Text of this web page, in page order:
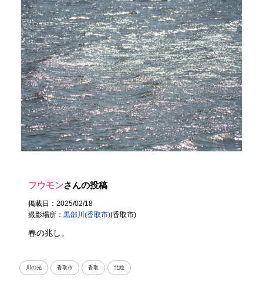
フウモンさんの投稿
掲載日：2025/02/18
撮影場所：黒部川(香取市)(香取市)
春の兆し。
川の光 香取市 香取 北総